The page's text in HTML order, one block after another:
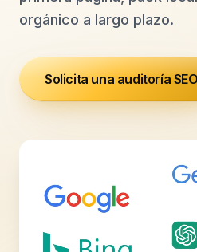
orgánico a largo plazo.
Solicita una auditoría